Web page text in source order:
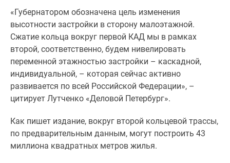
Эксперты
авторы
Специальные
предложения
Апартаменты
Новостройки
карте
«Губернатором обозначена цель изменения
высотности застройки в сторону малоэтажной.
Сжатие кольца вокруг первой КАД мы в рамках
второй, соответственно, будем нивелировать
переменной этажностью застройки – каскадной,
индивидуальной, – которая сейчас активно
развивается по всей Российской Федерации», –
цитирует Лутченко «Деловой Петербург».
Как пишет издание, вокруг второй кольцевой трассы,
по предварительным данным, могут построить 43
миллиона квадратных метров жилья.